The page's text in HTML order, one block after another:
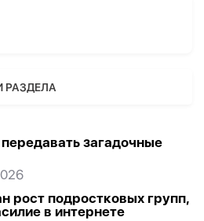
РАЗДЕЛА
загадочные
рост подростковых групп,
в интернете